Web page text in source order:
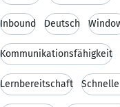
Inbound Deutsch
Kommunikationsfähigkeit
Lernbereitschaft